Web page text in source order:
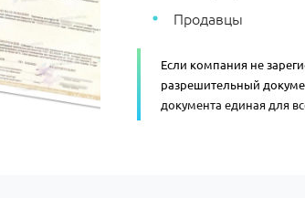
Продавцы
Если компания не
разрешительный
документа единая для